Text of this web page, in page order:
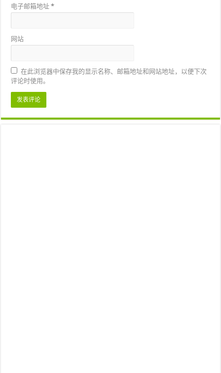
电子邮箱地址*
网站
在此浏览器中保存我的显示名称、邮箱地址和网站地址，以便下次
评论时使用。